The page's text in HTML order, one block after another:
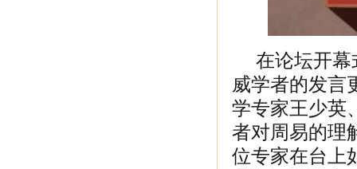
在论坛开幕
威学者的发言
学专家王少英
者对周易的理
位专家在台上